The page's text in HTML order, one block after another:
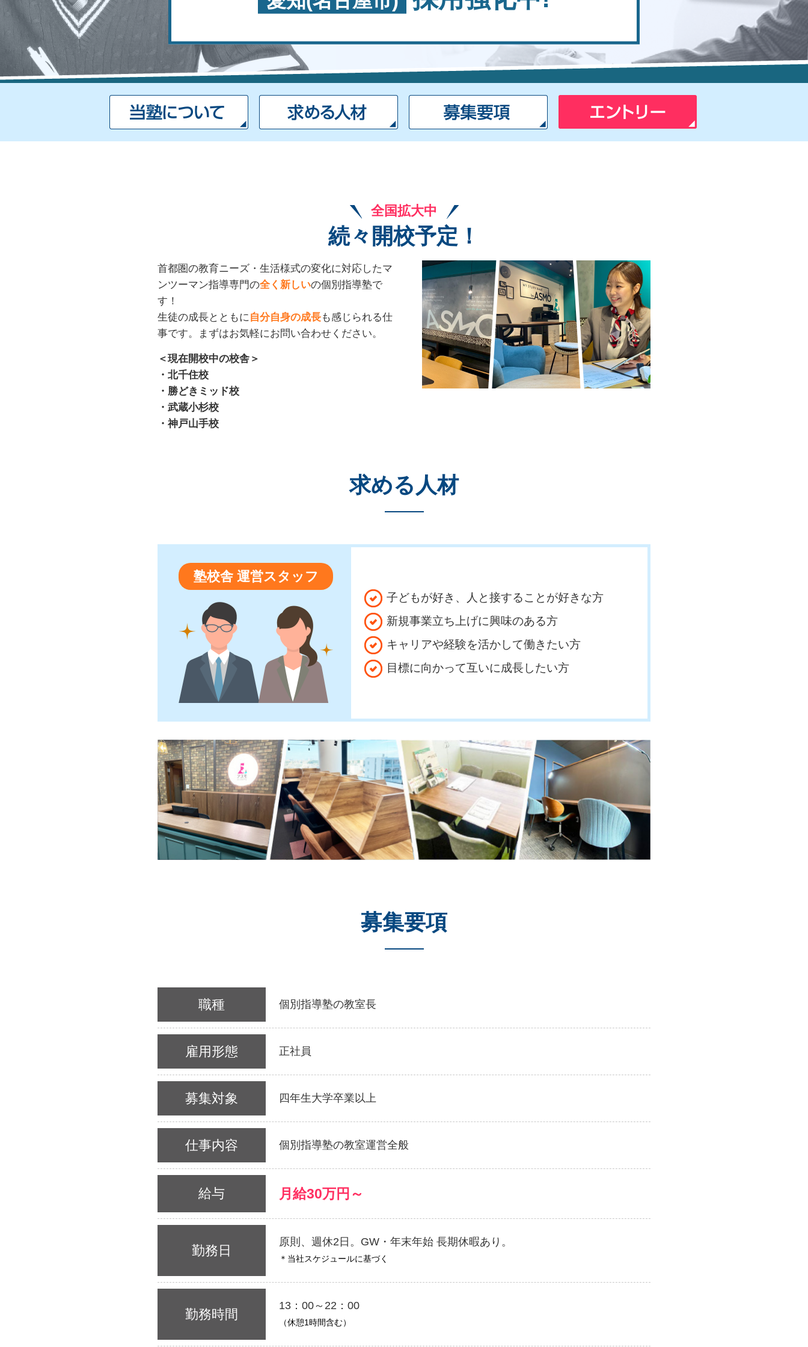
全国拡大中
続々開校予定！
首都圏の教育ニーズ・生活様式の変化に対応したマ
ンツーマン指導専門の全く新しいの個別指導塾で
す！
生徒の成長とともに自分自身の成長も感じられる仕
事です。まずはお気軽にお問い合わせください。
＜現在開校中の校舎＞
・北千住校
・勝どきミッド校
・武蔵小杉校
・神戸山手校
求める人材
塾校舎 運営スタッフ
子どもが好き、人と接することが好きな方
新規事業立ち上げに興味のある方
キャリアや経験を活かして働きたい方
目標に向かって互いに成長したい方
募集要項
職種 個別指導塾の教室長
雇用形態 正社員
募集対象 四年生大学卒業以上
仕事内容 個別指導塾の教室運営全般
給与 月給30万円～
勤務日
原則、週休2日。GW・年末年始 長期休暇あり。
＊当社スケジュールに基づく
勤務時間
13：00～22：00
（休憩1時間含む）